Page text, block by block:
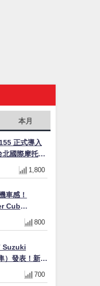
本月
正式導入
北國際摩托車
紀念版
追加販售
1,800
車感！
Cub
車精選】
800
Suzuki
）發表！新增
特仕版，全
專屬配備登
700